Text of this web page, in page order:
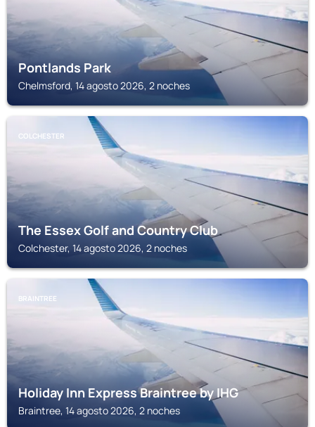
Pontlands Park
Chelmsford, 14 agosto 2026, 2 noches
COLCHESTER
The Essex Golf and Country Club
Colchester, 14 agosto 2026, 2 noches
BRAINTREE
Holiday Inn Express Braintree by IHG
Braintree, 14 agosto 2026, 2 noches